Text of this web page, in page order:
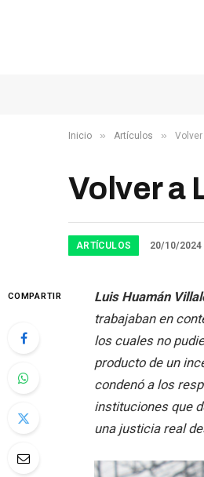
Inicio » Artículos »
Volver a
ARTÍCULOS 20/10/2024
COMPARTIR Luis Huamán
trabajaban en
los cuales no
producto de un
condenó a los
instituciones que
una justicia real